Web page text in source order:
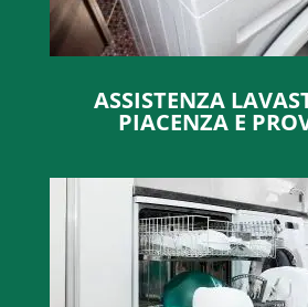
ASSISTENZA
PIACENZA E